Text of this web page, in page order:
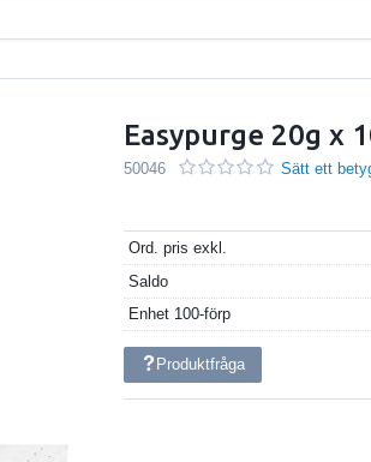
Easypurge 20g x
50046 Sätt ett
Ord. pris exkl.
Saldo
Enhet 100-förp
Produktfråga